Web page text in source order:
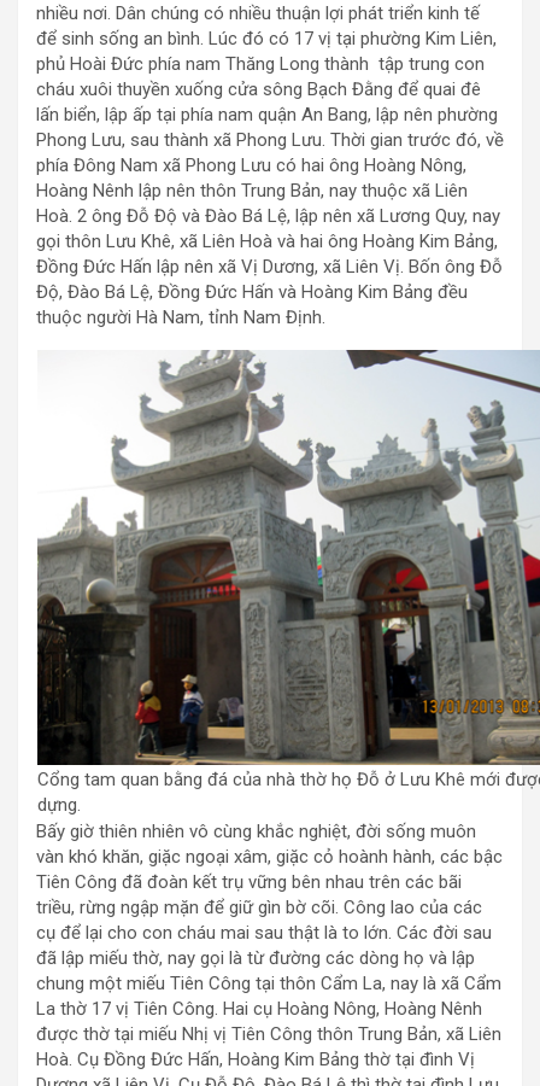
nhiều nơi. Dân chúng có nhiều thuận lợi phát triển kinh tế
để sinh sống an bình. Lúc đó có 17 vị tại phường Kim Liên,
phủ Hoài Đức phía nam Thăng Long thành tập trung con
cháu xuôi thuyền xuống cửa sông Bạch Đằng để quai đê
lấn biển, lập ấp tại phía nam quận An Bang, lập nên phường
Phong Lưu, sau thành xã Phong Lưu. Thời gian trước đó, về
phía Đông Nam xã Phong Lưu có hai ông Hoàng Nông,
Hoàng Nênh lập nên thôn Trung Bản, nay thuộc xã Liên
Hoà. 2 ông Đỗ Độ và Đào Bá Lệ, lập nên xã Lương Quy, nay
gọi thôn Lưu Khê, xã Liên Hoà và hai ông Hoàng Kim Bảng,
Đồng Đức Hấn lập nên xã Vị Dương, xã Liên Vị. Bốn ông Đỗ
Độ, Đào Bá Lệ, Đồng Đức Hấn và Hoàng Kim Bảng đều
thuộc người Hà Nam, tỉnh Nam Định.
Cổng tam quan bằng đá của nhà thờ họ Đỗ ở Lưu Khê mới
dựng.
Bấy giờ thiên nhiên vô cùng khắc nghiệt, đời sống muôn
vàn khó khăn, giặc ngoại xâm, giặc cỏ hoành hành, các bậc
Tiên Công đã đoàn kết trụ vững bên nhau trên các bãi
triều, rừng ngập mặn để giữ gìn bờ cõi. Công lao của các
cụ để lại cho con cháu mai sau thật là to lớn. Các đời sau
đã lập miếu thờ, nay gọi là từ đường các dòng họ và lập
chung một miếu Tiên Công tại thôn Cẩm La, nay là xã Cẩm
La thờ 17 vị Tiên Công. Hai cụ Hoàng Nông, Hoàng Nênh
được thờ tại miếu Nhị vị Tiên Công thôn Trung Bản, xã Liên
Hoà. Cụ Đồng Đức Hấn, Hoàng Kim Bảng thờ tại đình Vị